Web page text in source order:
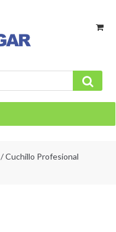
/ Cuchillo Profesional